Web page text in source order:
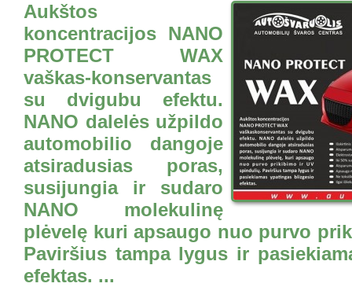
Aukštos
koncentracijos NANO
PROTECT WAX
vaškas-konservantas
su dvigubu efektu.
NANO dalelės užpildo
automobilio dangoje
atsiradusias poras,
susijungia ir sudaro
NANO molekulinę
plėvelę kuri apsaugo nuo purvo
Paviršius tampa lygus ir
efektas. ...